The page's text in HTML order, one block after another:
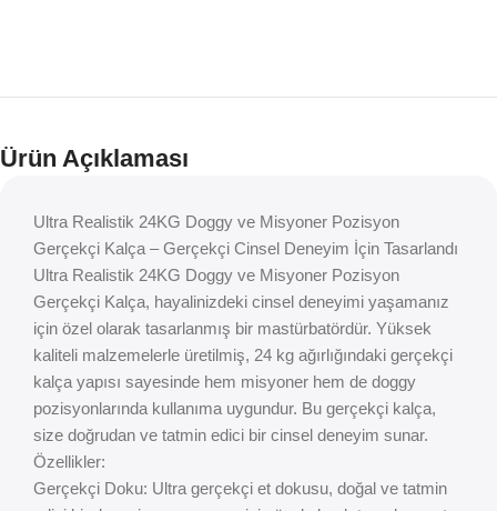
Ürün Açıklaması
Ultra Realistik 24KG Doggy ve Misyoner Pozisyon
Gerçekçi Kalça – Gerçekçi Cinsel Deneyim İçin Tasarlandı
Ultra Realistik 24KG Doggy ve Misyoner Pozisyon
Gerçekçi Kalça, hayalinizdeki cinsel deneyimi yaşamanız
için özel olarak tasarlanmış bir mastürbatördür. Yüksek
kaliteli malzemelerle üretilmiş, 24 kg ağırlığındaki gerçekçi
kalça yapısı sayesinde hem misyoner hem de doggy
pozisyonlarında kullanıma uygundur. Bu gerçekçi kalça,
size doğrudan ve tatmin edici bir cinsel deneyim sunar.
Özellikler:
Gerçekçi Doku: Ultra gerçekçi et dokusu, doğal ve tatmin